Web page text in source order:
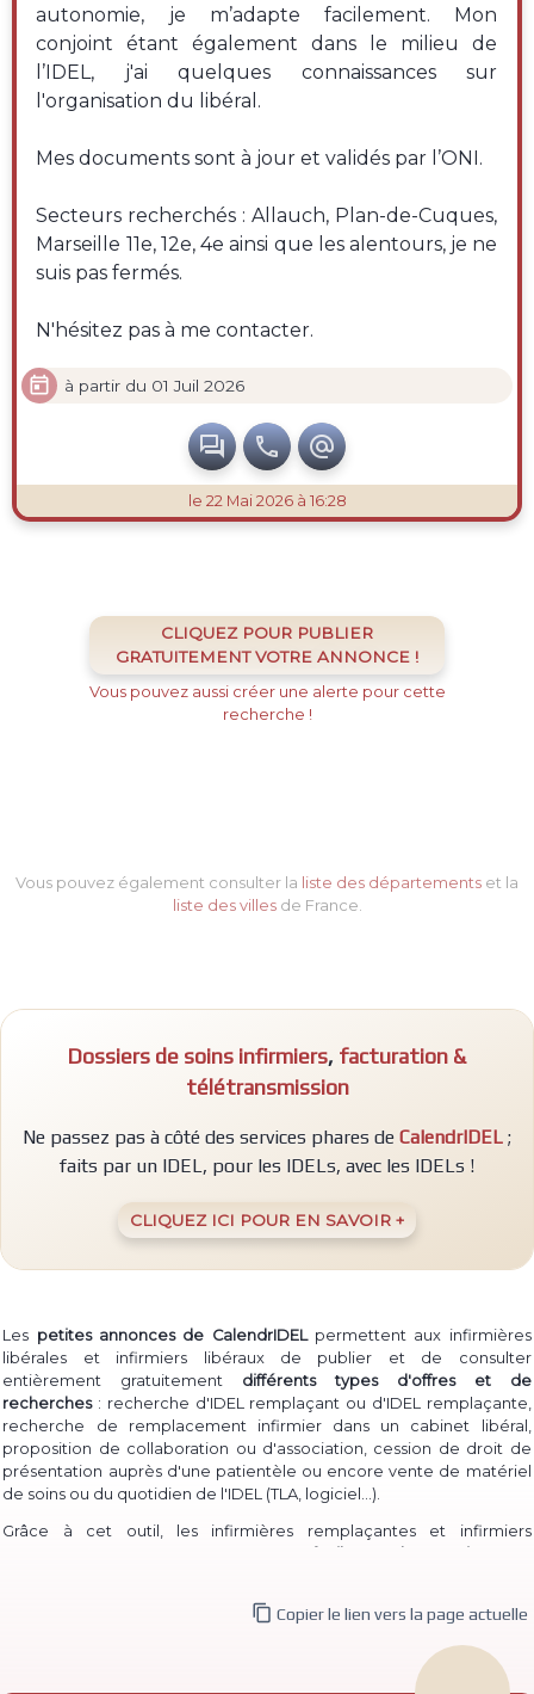
autonomie, je m’adapte facilement. Mon
conjoint étant également dans le milieu de
l’IDEL, j'ai quelques connaissances sur
l'organisation du libéral.
Mes documents sont à jour et validés par l’ONI.
Secteurs recherchés : Allauch, Plan-de-Cuques,
Marseille 11e, 12e, 4e ainsi que les alentours, je ne
suis pas fermés.
N'hésitez pas à me contacter.
 à partir du 01 Juil 2026
  
le 22 Mai 2026 à 16:28
CLIQUEZ POUR PUBLIER
GRATUITEMENT VOTRE ANNONCE !
Vous pouvez aussi créer une alerte pour cette
recherche !
Vous pouvez également consulter la liste des départements et la
liste des villesde France.
Dossiers de soins infirmiers, facturation &
télétransmission
Ne passez pas à côté des services phares de CalendrIDEL ;
faits par un IDEL, pour les IDELs, avec les IDELs !
CLIQUEZ ICI POUR EN SAVOIR +
Les petites annonces de CalendrIDELpermettent aux infirmières
libérales et infirmiers libéraux de publier et de consulter
entièrement gratuitement différents types d'offres et de
recherches: recherche d'IDEL remplaçant ou d'IDEL remplaçante,
recherche de remplacement infirmier dans un cabinet libéral,
proposition de collaboration ou d'association, cession de droit de
présentation auprès d'une patientèle ou encore vente de matériel
de soins ou du quotidien de l'IDEL (TLA, logiciel...)
Grâce à cet outil, les infirmières remplaçantes et infirmiers
consulter les annonces de recherche
remplaçante et d'infirmier libéral remplaçant déjà publiées.
De même, des infirmières ou infirmiers titulaires peuvent aisément
recherche de collaborateur ou de collaboratrice
, ou
 Copier le lien vers la page actuelle